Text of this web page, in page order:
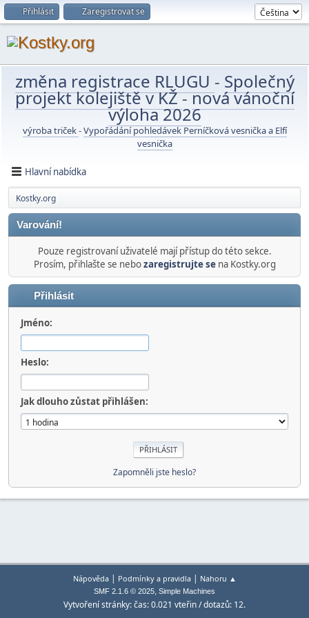
Přihlásit Zaregistrovat se
změna registrace RLUGU - Společný
projekt kolejiště v KŽ-nová vánoční
výloha 2026
výroba triček-Vypořádání pohledávek Perníčková vesnička a Elfí
vesnička
Hlavní nabídka
Kostky.org
Varování!
Pouze registrovaní uživatelé mají přístup do této sekce.
Prosím, přihlašte se nebozaregistrujte sena Kostky.org
Přihlásit
Jméno:
Heslo:
Jak dlouho zůstat přihlášen:
Zapomněli jste heslo?
Nápověda| Podmínky a pravidla| Nahoru ▲
SMF 2.1.6 © 2025, Simple Machines
Vytvoření stránky: čas: 0.021 vteřin / dotazů: 12.